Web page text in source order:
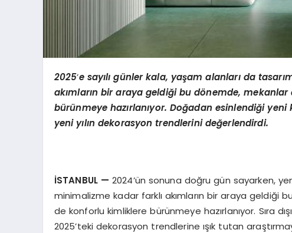
2025’e sayılı günler kala, yaşam alanları da
akımların bir araya geldiği bu dönemde, mekanlar
bürünmeye hazırlanıyor. Doğadan esinlendiği yeni
yeni yılın dekorasyon trendlerini değerlendirdi.
İSTANBUL — 2024’ün sonuna doğru gün sayarken,
minimalizme kadar farklı akımların bir araya geldiği
de konforlu kimliklere bürünmeye hazırlanıyor. Sıra
2025’teki dekorasyon trendlerine ışık tutan